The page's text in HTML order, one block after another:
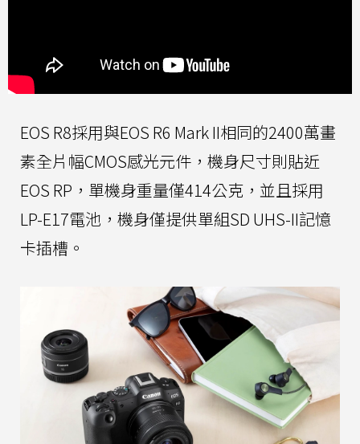
EOS R8採用與EOS R6 Mark II相同的2400萬畫
素全片幅CMOS感光元件，機身尺寸則貼近
EOS RP，單機身重量僅414公克，並且採用
LP-E17電池，機身僅提供單組SD UHS-II記憶
卡插槽。